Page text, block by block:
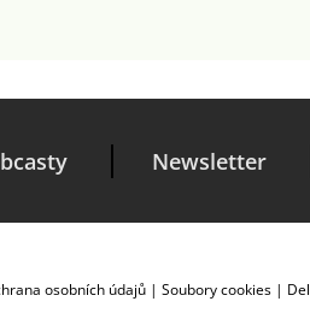
Newsletter
osobních údajů | Soubory cookies |